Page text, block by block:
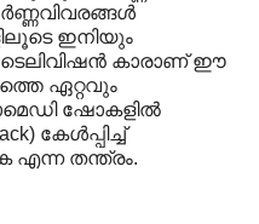
ഇനിയും
ടെലിവിഷൻ കാരാണ് ഈ
ഏറ്റവും
ഷോകളിൽ
കേൾ‌പ്പിച്ച്
എന്ന തന്ത്രം.